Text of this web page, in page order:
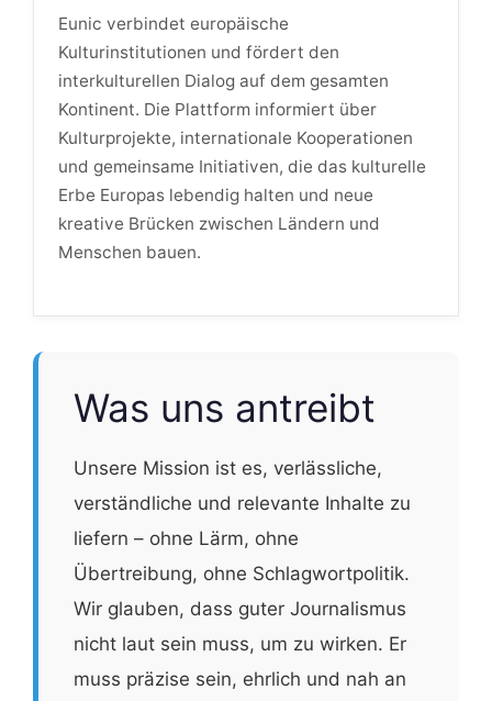
Eunic verbindet europäische
Kulturinstitutionen und fördert den
interkulturellen Dialog auf dem gesamten
Kontinent. Die Plattform informiert über
Kulturprojekte, internationale Kooperationen
und gemeinsame Initiativen, die das kulturelle
Erbe Europas lebendig halten und neue
kreative Brücken zwischen Ländern und
Menschen bauen.
Was uns antreibt
Unsere Mission ist es, verlässliche,
verständliche und relevante Inhalte zu
liefern – ohne Lärm, ohne
Übertreibung, ohne Schlagwortpolitik.
Wir glauben, dass guter Journalismus
nicht laut sein muss, um zu wirken. Er
muss präzise sein, ehrlich und nah an